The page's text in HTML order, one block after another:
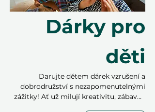
Dárky pro
děti
Darujte dětem dárek vzrušení a
dobrodružství s nezapomenutelnými
zážitky! Ať už milují kreativitu, zábavné